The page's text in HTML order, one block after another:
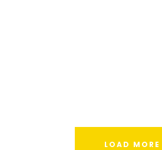
LOAD MORE